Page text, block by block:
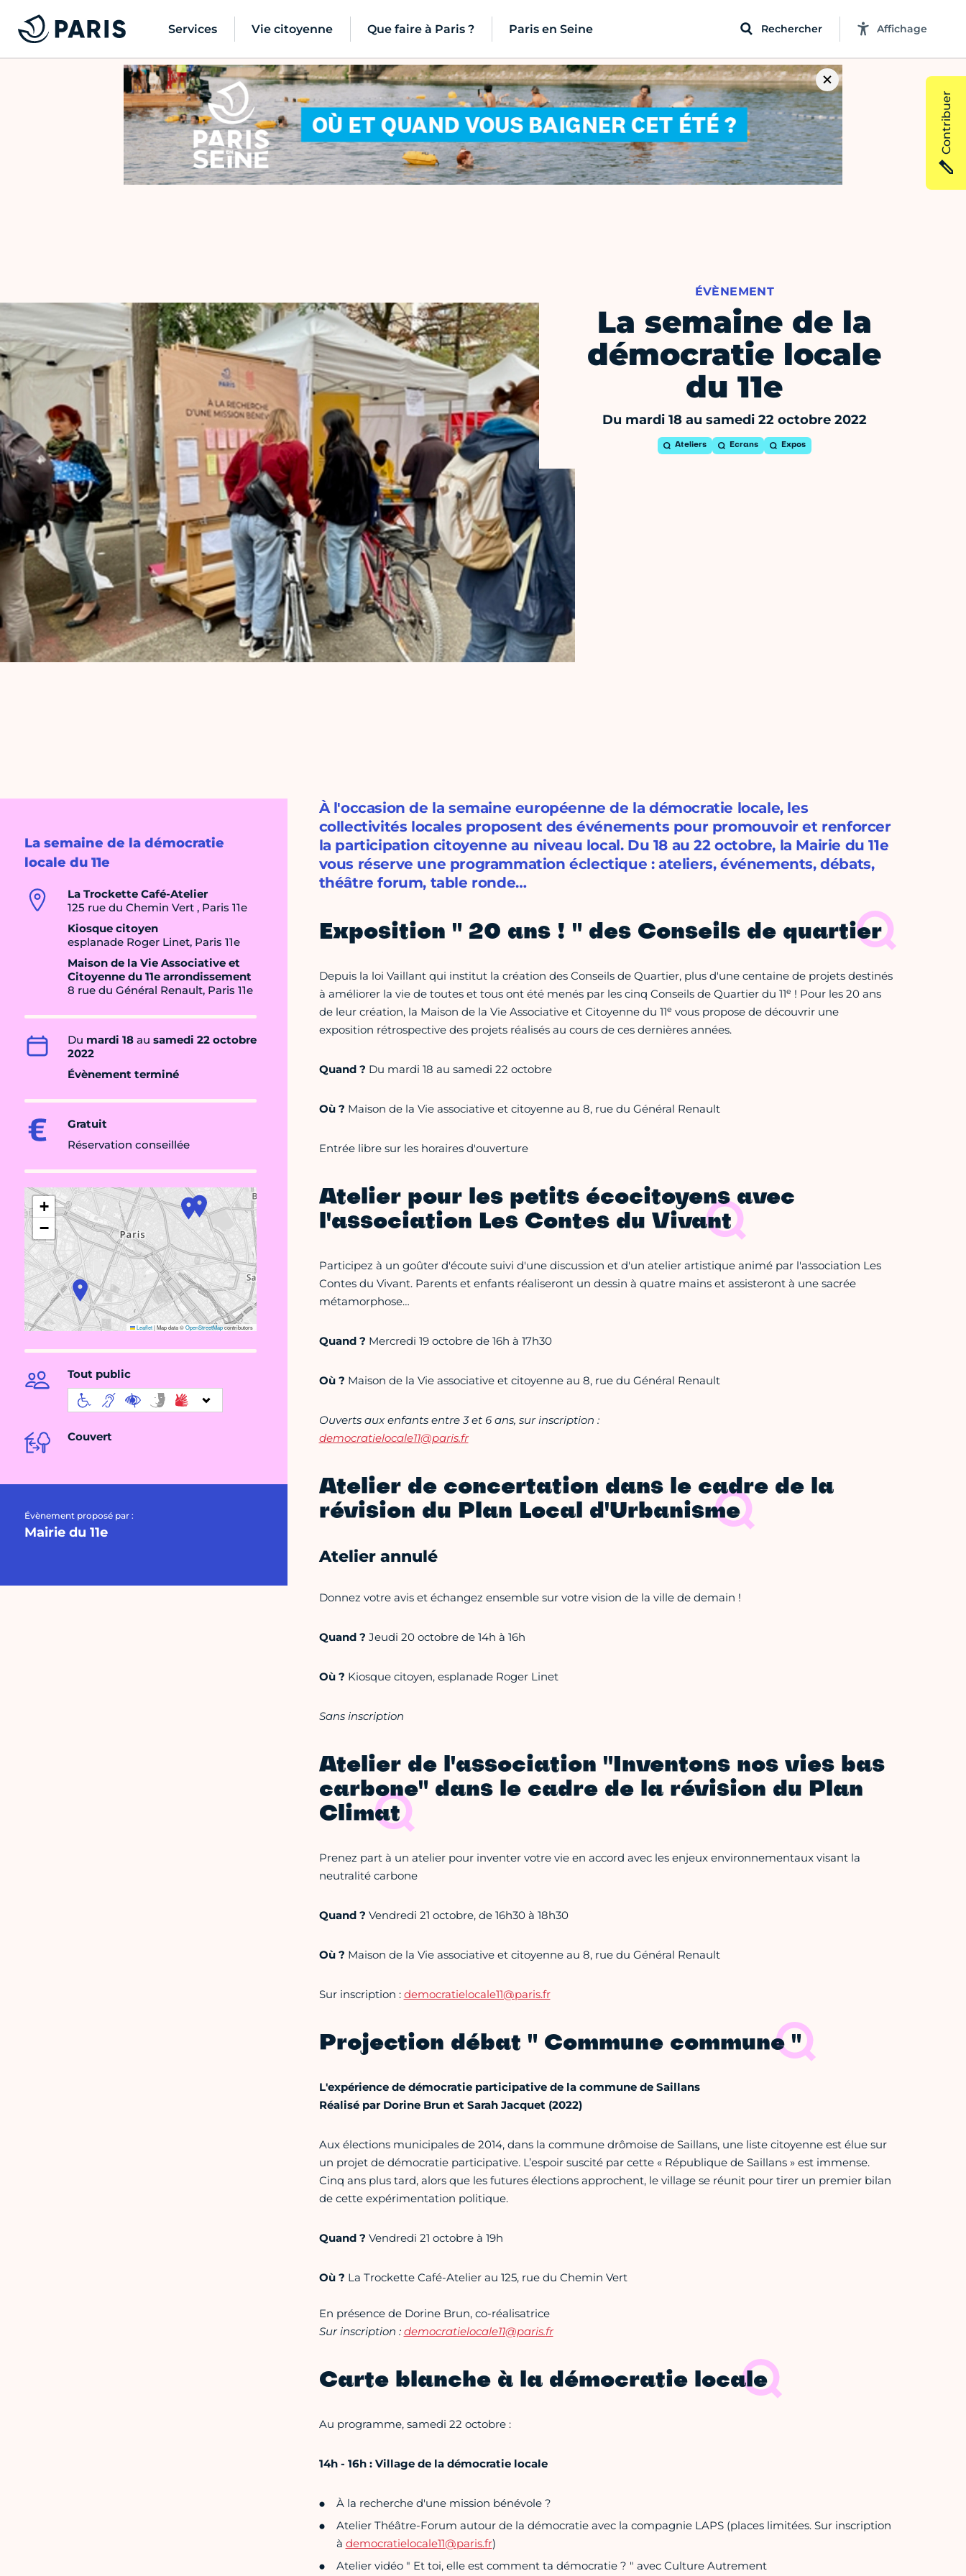
Services Vie citoyenne Que faire à Paris ? Paris en Seine Rechercher Affichage
ÉVÈNEMENT
La semaine de la
démocratie locale
du 11e
Du mardi 18 au samedi 22 octobre 2022
Ateliers Ecrans Expos
La semaine de la démocratie
locale du 11e
La Trockette Café-Atelier
125 rue du Chemin Vert , Paris 11e
Kiosque citoyen
esplanade Roger Linet, Paris 11e
Maison de la Vie Associative et
Citoyenne du 11e arrondissement
8 rue du Général Renault, Paris 11e
Du mardi 18 au samedi 22 octobre
2022
Évènement terminé
Gratuit
Réservation conseillée
+
−
Leaflet|Map data ©OpenStreetMapcontributors
Tout public
Couvert
Évènement proposé par :
Mairie du 11e
À l'occasion de la semaine européenne de la démocratie locale, les
collectivités locales proposent des événements pour promouvoir et renforcer
la participation citoyenne au niveau local. Du 18 au 22 octobre, la Mairie du 11e
vous réserve une programmation éclectique : ateliers, événements, débats,
théâtre forum, table ronde…
Exposition " 20 ans ! " des Conseils de quartier
Depuis la loi Vaillant qui institut la création des Conseils de Quartier, plus d'une centaine de projets destinés
à améliorer la vie de toutes et tous ont été menés par les cinq Conseils de Quartier du 11e ! Pour les 20 ans
de leur création, la Maison de la Vie Associative et Citoyenne du 11e vous propose de découvrir une
exposition rétrospective des projets réalisés au cours de ces dernières années.
Quand ? Du mardi 18 au samedi 22 octobre
Où ? Maison de la Vie associative et citoyenne au 8, rue du Général Renault
Entrée libre sur les horaires d'ouverture
Atelier pour les petits écocitoyens avec
l'association Les Contes du Vivant
Participez à un goûter d'écoute suivi d'une discussion et d'un atelier artistique animé par l'association Les
Contes du Vivant. Parents et enfants réaliseront un dessin à quatre mains et assisteront à une sacrée
métamorphose…
Quand ? Mercredi 19 octobre de 16h à 17h30
Où ? Maison de la Vie associative et citoyenne au 8, rue du Général Renault
Ouverts aux enfants entre 3 et 6 ans, sur inscription :
democratielocale11@paris.fr
Atelier de concertation dans le cadre de la
révision du Plan Local d'Urbanisme
Atelier annulé
Donnez votre avis et échangez ensemble sur votre vision de la ville de demain !
Quand ? Jeudi 20 octobre de 14h à 16h
Où ? Kiosque citoyen, esplanade Roger Linet
Sans inscription
Atelier de l'association "Inventons nos vies bas
carbone" dans le cadre de la révision du Plan
Climat
Prenez part à un atelier pour inventer votre vie en accord avec les enjeux environnementaux visant la
neutralité carbone
Quand ? Vendredi 21 octobre, de 16h30 à 18h30
Où ? Maison de la Vie associative et citoyenne au 8, rue du Général Renault
Sur inscription : democratielocale11@paris.fr
Projection débat " Commune commune "
L'expérience de démocratie participative de la commune de Saillans
Réalisé par Dorine Brun et Sarah Jacquet (2022)
Aux élections municipales de 2014, dans la commune drômoise de Saillans, une liste citoyenne est élue sur
un projet de démocratie participative. L’espoir suscité par cette « République de Saillans » est immense.
Cinq ans plus tard, alors que les futures élections approchent, le village se réunit pour tirer un premier bilan
de cette expérimentation politique.
Quand ? Vendredi 21 octobre à 19h
Où ? La Trockette Café-Atelier au 125, rue du Chemin Vert
En présence de Dorine Brun, co-réalisatrice
Sur inscription : democratielocale11@paris.fr
Carte blanche à la démocratie locale
Au programme, samedi 22 octobre :
14h - 16h : Village de la démocratie locale
À la recherche d'une mission bénévole ?
Atelier Théâtre-Forum autour de la démocratie avec la compagnie LAPS (places limitées. Sur inscription
à democratielocale11@paris.fr)
Atelier vidéo " Et toi, elle est comment ta démocratie ? " avec Culture Autrement
Contribuer